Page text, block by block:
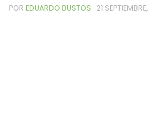
POR EDUARDO BUSTOS · 21